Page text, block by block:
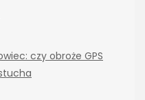
czy obroże GPS